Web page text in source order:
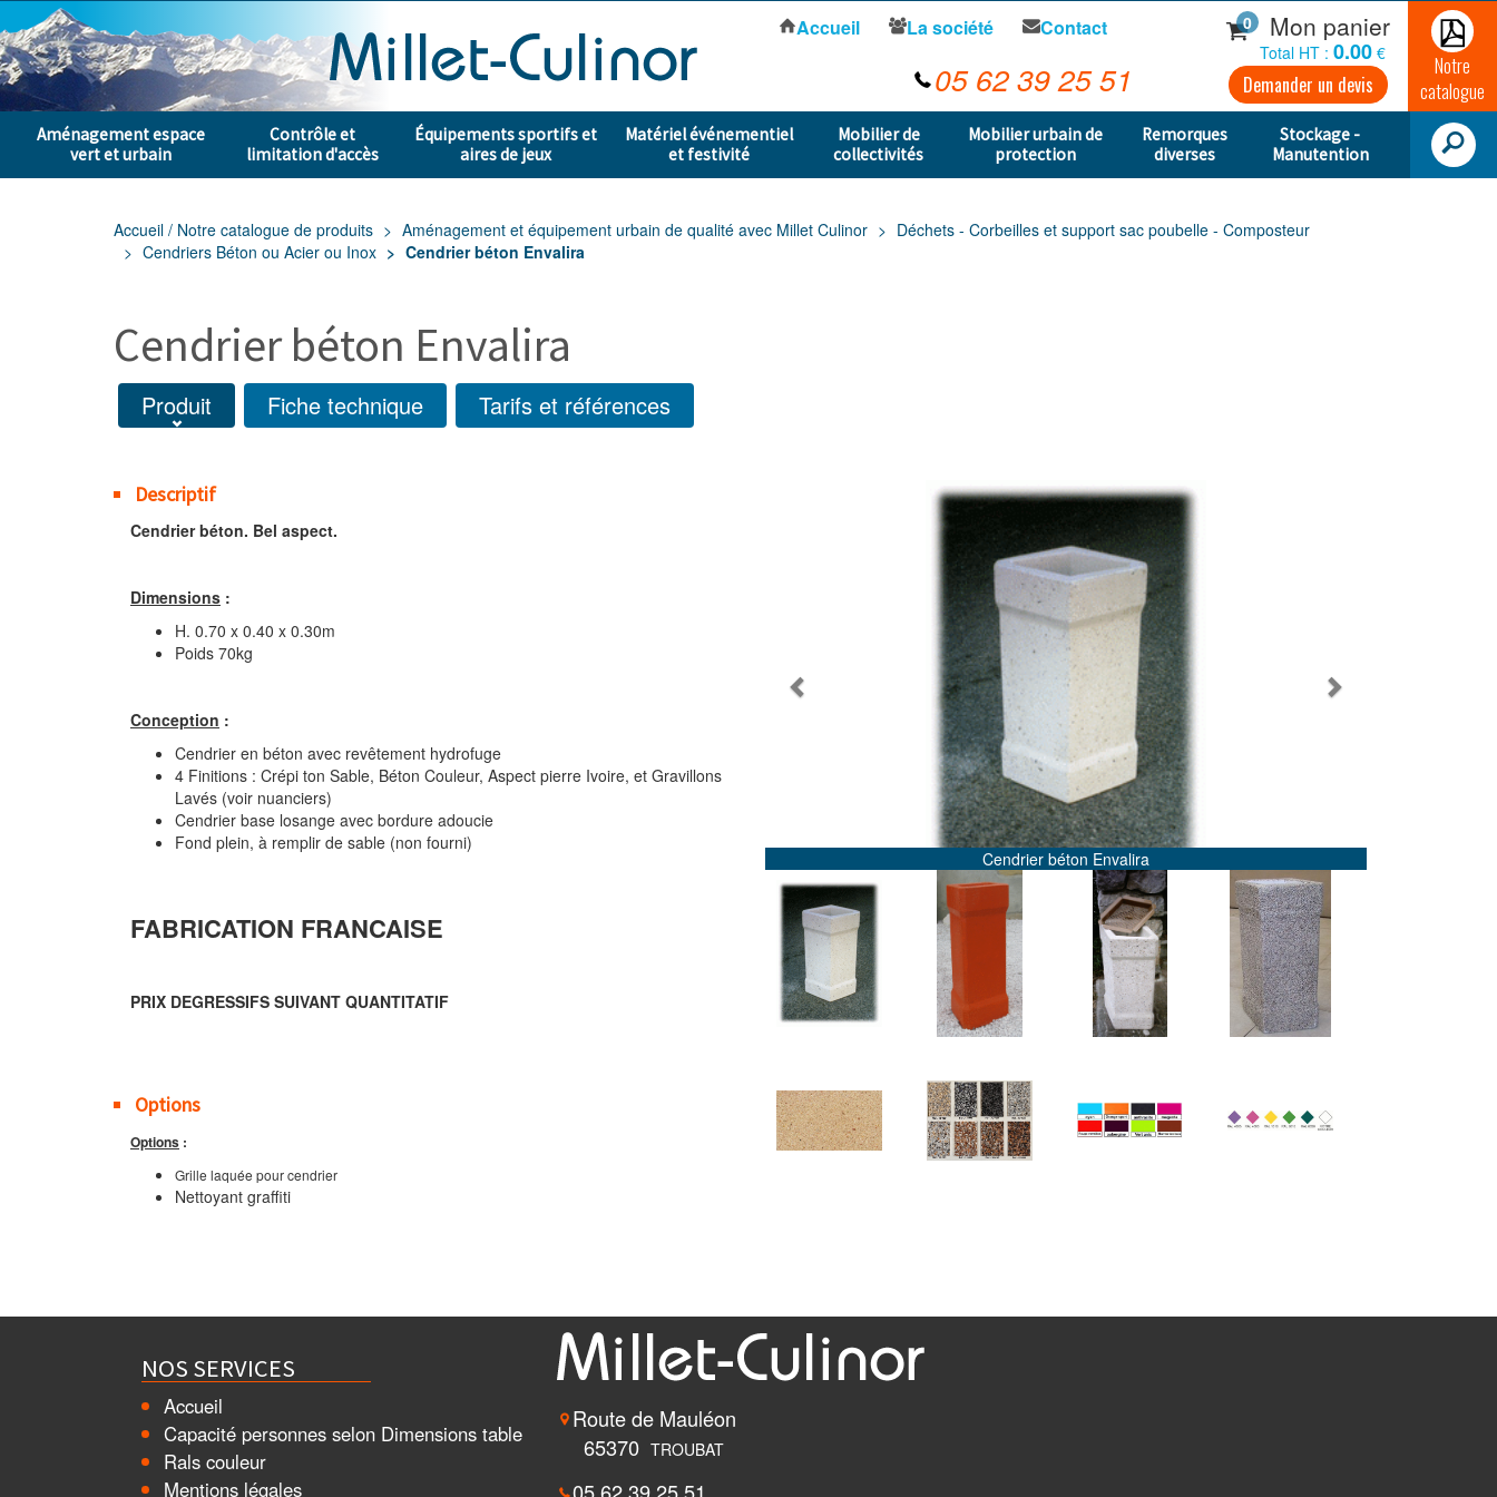
Aménagement espace
vert et urbain
Contrôle et
limitation d'accès
Équipements sportifs et
aires de jeux
Matériel événementiel
et festivité
Mobilier de
collectivités
Mobilier urbain de
protection
Remorques
diverses
Stockage -
Manutention
Accueil La société Contact
05 62 39 25 51
0 Mon panier
Total HT : 0.00 €
Demander un devis
Notre
catalogue
Accueil / Notre catalogue de produits Aménagement et équipement urbain de qualité avec Millet Culinor
Déchets - Corbeilles et support sac poubelle - Composteur
Cendriers Béton ou Acier ou Inox
Cendrier béton Envalira
Cendrier béton Envalira
Produit Fiche technique Tarifs et références
Descriptif
Cendrier béton. Bel aspect.
Dimensions :
H. 0.70 x 0.40 x 0.30m
Poids 70kg
Conception :
Cendrier en béton avec revêtement hydrofuge
4 Finitions : Crépi ton Sable, Béton Couleur, Aspect pierre Ivoire, et Gravillons
Lavés (voir nuanciers)
Cendrier base losange avec bordure adoucie
Fond plein, à remplir de sable (non fourni)
FABRICATION FRANCAISE
PRIX DEGRESSIFS SUIVANT QUANTITATIF
Options
Options :
Grille laquée pour cendrier
Nettoyant graffiti
Route de Mauléon
65370 TROUBAT
NOS SERVICES
Accueil
Capacité personnes selon Dimensions table
Rals couleur
Mentions légales